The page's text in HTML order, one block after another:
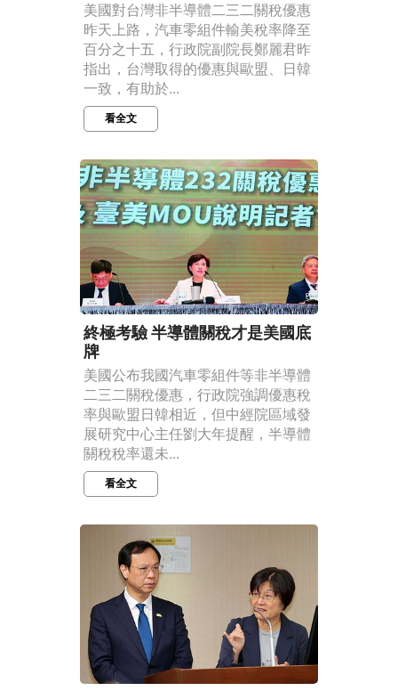
美國對台灣非半導體二三二關稅優惠
昨天上路，汽車零組件輸美稅率降至
百分之十五，行政院副院長鄭麗君昨
指出，台灣取得的優惠與歐盟、日韓
一致，有助於...
看全文
終極考驗 半導體關稅才是美國底
牌
美國公布我國汽車零組件等非半導體
二三二關稅優惠，行政院強調優惠稅
率與歐盟日韓相近，但中經院區域發
展研究中心主任劉大年提醒，半導體
關稅稅率還未...
看全文